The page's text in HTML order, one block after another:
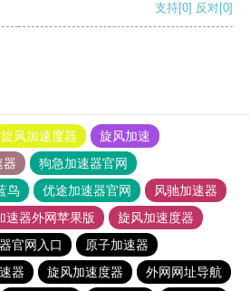
支持[0] 反对[0]
旋风加速度器
旋风加速
器
狗急加速器官网
鸟 优途加速器官网
风驰加速器
速器外网苹果版
旋风加速度器
官网入口
原子加速器
器 旋风加速度器
外网网址导航